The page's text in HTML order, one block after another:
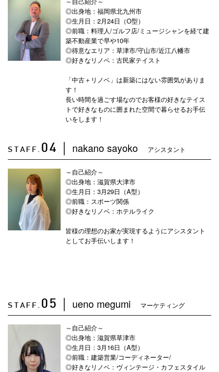
◎出身地：福岡県北九州市
◎生月日：2月24日（O型）
◎前職：料理人/ゴルフ店/ミュージシャンを経て建
築不動産業で早や10年
◎得意なエリア：草津市/守山市/近江八幡市
◎好きなリノベ：古民家テイスト
「中古＋リノベ」は新築にはない雰囲気がありま
す！
長い時間を過ごす場なのでお客様の好きなテイス
トで好きなものに囲まれた空間で暮らせるお手伝
いをします！
STAFF. 04 nakano sayoko アシスタント
～自己紹介～
◎出身地：滋賀県大津市
◎生月日：3月29日（A型）
◎前職：スポーツ関係
◎好きなリノベ：ホテルライク
皆様の理想のお家が実現するようにアシスタント
としてお手伝いします！
STAFF. 05 ueno megumi マーケティング
～自己紹介～
◎出身地：滋賀県草津市
◎生月日：3月16日（A型）
◎前職：建築営業/コーディネーター/
◎好きなリノベ：ヴィンテージ・カフェスタイル